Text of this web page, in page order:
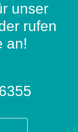
unser
rufen
an!